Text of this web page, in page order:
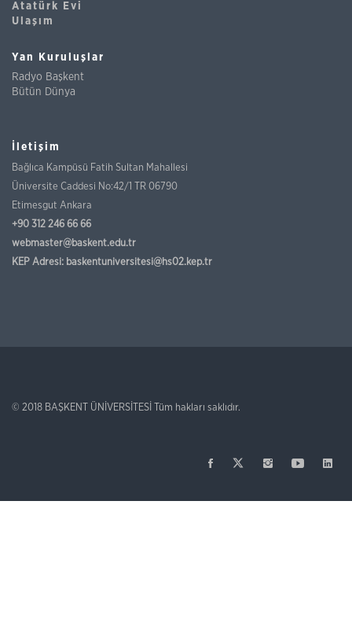
Atatürk Evi
Ulaşım
Yan Kuruluşlar
Radyo Başkent
Bütün Dünya
İletişim
Bağlıca Kampüsü Fatih Sultan Mahallesi
Üniversite Caddesi No:42/1 TR 06790
Etimesgut Ankara
+90 312 246 66 66
webmaster@baskent.edu.tr
KEP Adresi: baskentuniversitesi@hs02.kep.tr
© 2018 BAŞKENT ÜNİVERSİTESİ Tüm hakları saklıdır.